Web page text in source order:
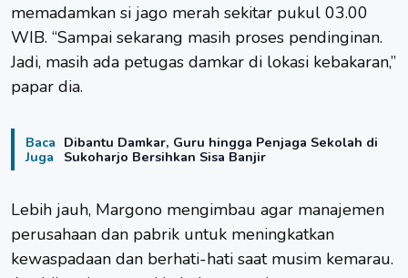
memadamkan si jago merah sekitar pukul 03.00
WIB. “Sampai sekarang masih proses pendinginan.
Jadi, masih ada petugas damkar di lokasi kebakaran,”
papar dia.
Baca
Juga
Dibantu Damkar, Guru hingga Penjaga Sekolah di
Sukoharjo Bersihkan Sisa Banjir
Lebih jauh, Margono mengimbau agar manajemen
perusahaan dan pabrik untuk meningkatkan
kewaspadaan dan berhati-hati saat musim kemarau.